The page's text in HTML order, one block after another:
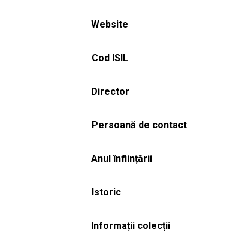
Website
Cod ISIL
Director
Persoană de contact
Anul înființării
Istoric
Informații colecții